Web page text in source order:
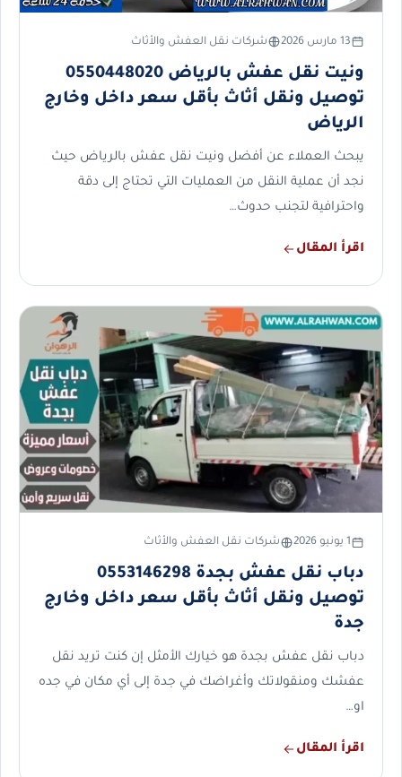
13 مارس 2026 شركات نقل العفش والأثاث
ونيت نقل عفش بالرياض 0550448020
توصيل ونقل أثاث بأقل سعر داخل وخارج
الرياض
يبحث العملاء عن أفضل ونيت نقل عفش بالرياض حيث
نجد أن عملية النقل من العمليات التي تحتاج إلى دقة
واحترافية لتجنب حدوث…
اقرأ المقال
1 يونيو 2026 شركات نقل العفش والأثاث
دباب نقل عفش بجدة 0553146298
توصيل ونقل أثاث بأقل سعر داخل وخارج
جدة
دباب نقل عفش بجدة هو خيارك الأمثل إن كنت تريد نقل
عفشك ومنقولاتك وأغراضك في جدة إلى أي مكان في جده
او…
اقرأ المقال